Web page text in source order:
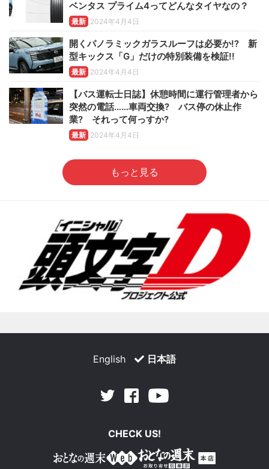
ベンタス プライム4ってどんなタイヤなの？
最新 2024年4月4日
開くパノラミックガラスルーフは必要か!? 新
型キックス「G」だけの特別装備を検証!!
最新 2024年4月4日
【バス運転士日誌】休憩時間に運行管理者から
突然の電話……車両交換? バス停の休止作
業? それって何っすか?
最新 2024年4月4日
もっと見る
English 日本語
Twitter Facebook
CHECK US!